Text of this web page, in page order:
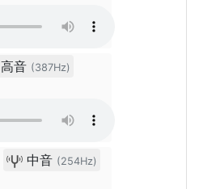
高音 (387Hz)
中音 (254Hz)